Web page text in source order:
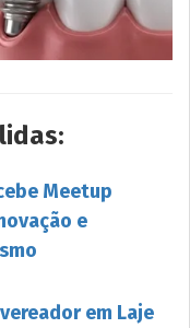
Meetup
e
em Laje